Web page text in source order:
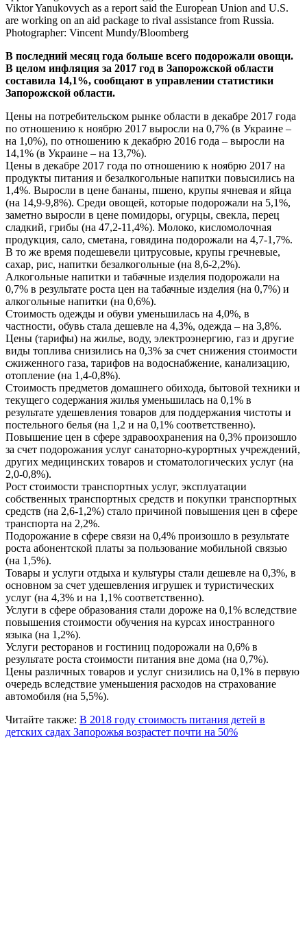
В последний месяц года больше всего подорожали овощи.
В целом инфляция за 2017 год в Запорожской области
составила 14,1%, сообщают в управлении статистики
Запорожской области.
Цены на потребительском рынке области в декабре 2017 года
по отношению к ноябрю 2017 выросли на 0,7% (в Украине –
на 1,0%), по отношению к декабрю 2016 года – выросли на
14,1% (в Украине – на 13,7%).
Цены в декабре 2017 года по отношению к ноябрю 2017 на
продукты питания и безалкогольные напитки повысились на
1,4%. Выросли в цене бананы, пшено, крупы ячневая и яйца
(на 14,9-9,8%). Среди овощей, которые подорожали на 5,1%,
заметно выросли в цене помидоры, огурцы, свекла, перец
сладкий, грибы (на 47,2-11,4%). Молоко, кисломолочная
продукция, сало, сметана, говядина подорожали на 4,7-1,7%.
В то же время подешевели цитрусовые, крупы гречневые,
сахар, рис, напитки безалкогольные (на 8,6-2,2%).
Алкогольные напитки и табачные изделия подорожали на
0,7% в результате роста цен на табачные изделия (на 0,7%) и
алкогольные напитки (на 0,6%).
Стоимость одежды и обуви уменьшилась на 4,0%, в
частности, обувь стала дешевле на 4,3%, одежда – на 3,8%.
Цены (тарифы) на жилье, воду, электроэнергию, газ и другие
виды топлива снизились на 0,3% за счет снижения стоимости
сжиженного газа, тарифов на водоснабжение, канализацию,
отопление (на 1,4-0,8%).
Стоимость предметов домашнего обихода, бытовой техники и
текущего содержания жилья уменьшилась на 0,1% в
результате удешевления товаров для поддержания чистоты и
постельного белья (на 1,2 и на 0,1% соответственно).
Повышение цен в сфере здравоохранения на 0,3% произошло
за счет подорожания услуг санаторно-курортных учреждений,
других медицинских товаров и стоматологических услуг (на
2,0-0,8%).
Рост стоимости транспортных услуг, эксплуатации
собственных транспортных средств и покупки транспортных
средств (на 2,6-1,2%) стало причиной повышения цен в сфере
транспорта на 2,2%.
Подорожание в сфере связи на 0,4% произошло в результате
роста абонентской платы за пользование мобильной связью
(на 1,5%).
Товары и услуги отдыха и культуры стали дешевле на 0,3%, в
основном за счет удешевления игрушек и туристических
услуг (на 4,3% и на 1,1% соответственно).
Услуги в сфере образования стали дороже на 0,1% вследствие
повышения стоимости обучения на курсах иностранного
языка (на 1,2%).
Услуги ресторанов и гостиниц подорожали на 0,6% в
результате роста стоимости питания вне дома (на 0,7%).
Цены различных товаров и услуг снизились на 0,1% в первую
очередь вследствие уменьшения расходов на страхование
автомобиля (на 5,5%).
Читайте также: В 2018 году стоимость питания детей в
детских садах Запорожья возрастет почти на 50%